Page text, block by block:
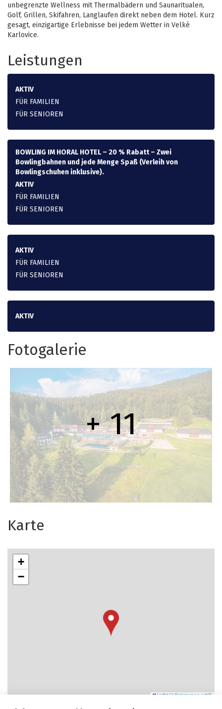
unbegrenzte Wellness mit Thermalbädern und Saunaritualen,
Golf, Grillen, Skifahren, Langlaufen direkt neben dem Hotel. Kurz
gesagt, einzigartige Erlebnisse bei jedem Wetter in Velké
Karlovice.
Leistungen
AKTIV
FÜR FAMILIEN
FÜR SENIOREN
BOWLING IM HORAL HOTEL – 20 % Rabatt – Zwei
Bowlingbahnen und jede Menge Spaß (Verleih von
Bowlingschuhen inklusive).
AKTIV
FÜR FAMILIEN
FÜR SENIOREN
AKTIV
FÜR FAMILIEN
FÜR SENIOREN
AKTIV
Fotogalerie
+ 11
Karte
+
−
Leaflet|© Seznam.cz a.s. a další